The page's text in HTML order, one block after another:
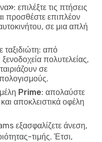
: επιλέξτε τις πτήσεις
προσθέστε επιπλέον
σε μια απλή
ταξιδιώτη: από
πολυτελείας,
σε
Prime: απολαύστε
αποκλειστικά οφέλη
εξασφαλίζετε άνεση,
τιμής. Έτσι,